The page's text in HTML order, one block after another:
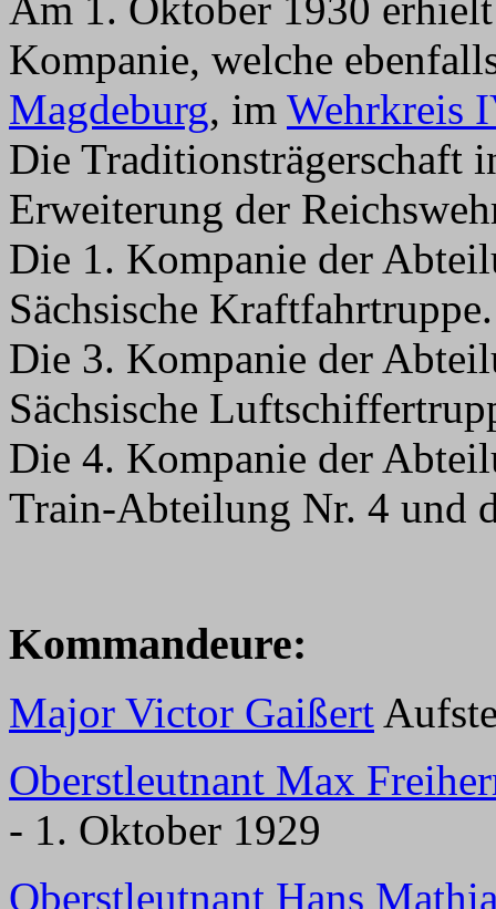
Kompanie, welche
Magdeburg, im Wehrkreis
Die Traditionsträgerschaft
Erweiterung der
Die 1. Kompanie der
Sächsische Kraftfahrtruppe.
Die 3. Kompanie der
Sächsische
Die 4. Kompanie der
Train-Abteilung Nr. 4 und
Kommandeure:
Major Victor Gaißert
Oberstleutnant Max
- 1. Oktober 1929
Oberstleutnant Hans